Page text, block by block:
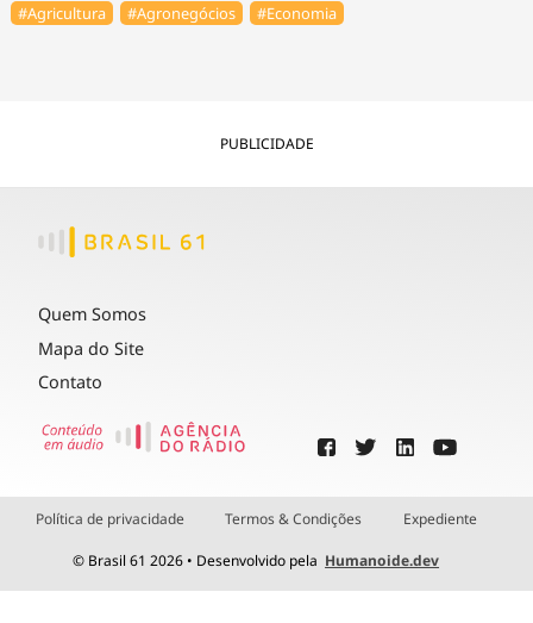
#Agricultura #Agronegócios #Economia
PUBLICIDADE
Quem Somos
Mapa do Site
Contato
Política de privacidade Termos & Condições Expediente
© Brasil 61 2026 • Desenvolvido pela Humanoide.dev